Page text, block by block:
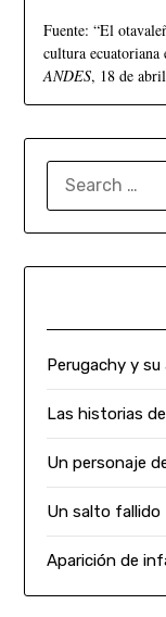
Fuente: “El
cultura
ANDES, 18 de
Perugachy y
Las historias
Un personaje
Un salto fallido
Aparición de